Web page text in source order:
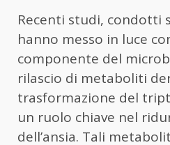
Recenti studi, condotti
hanno messo in luce
componente del
rilascio di metaboliti
trasformazione del
un ruolo chiave nel
dell’ansia. Tali